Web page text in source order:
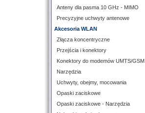
Anteny dla pasma 10 GHz - MIMO
Precyzyjne uchwyty antenowe
Akcesoria WLAN
Złącza koncentryczne
Przejścia i konektory
Konektory do modemów UMTS/GSM
Narzędzia
Uchwyty, obejmy, mocowania
Opaski zaciskowe
Opaski zaciskowe - Narzędzia